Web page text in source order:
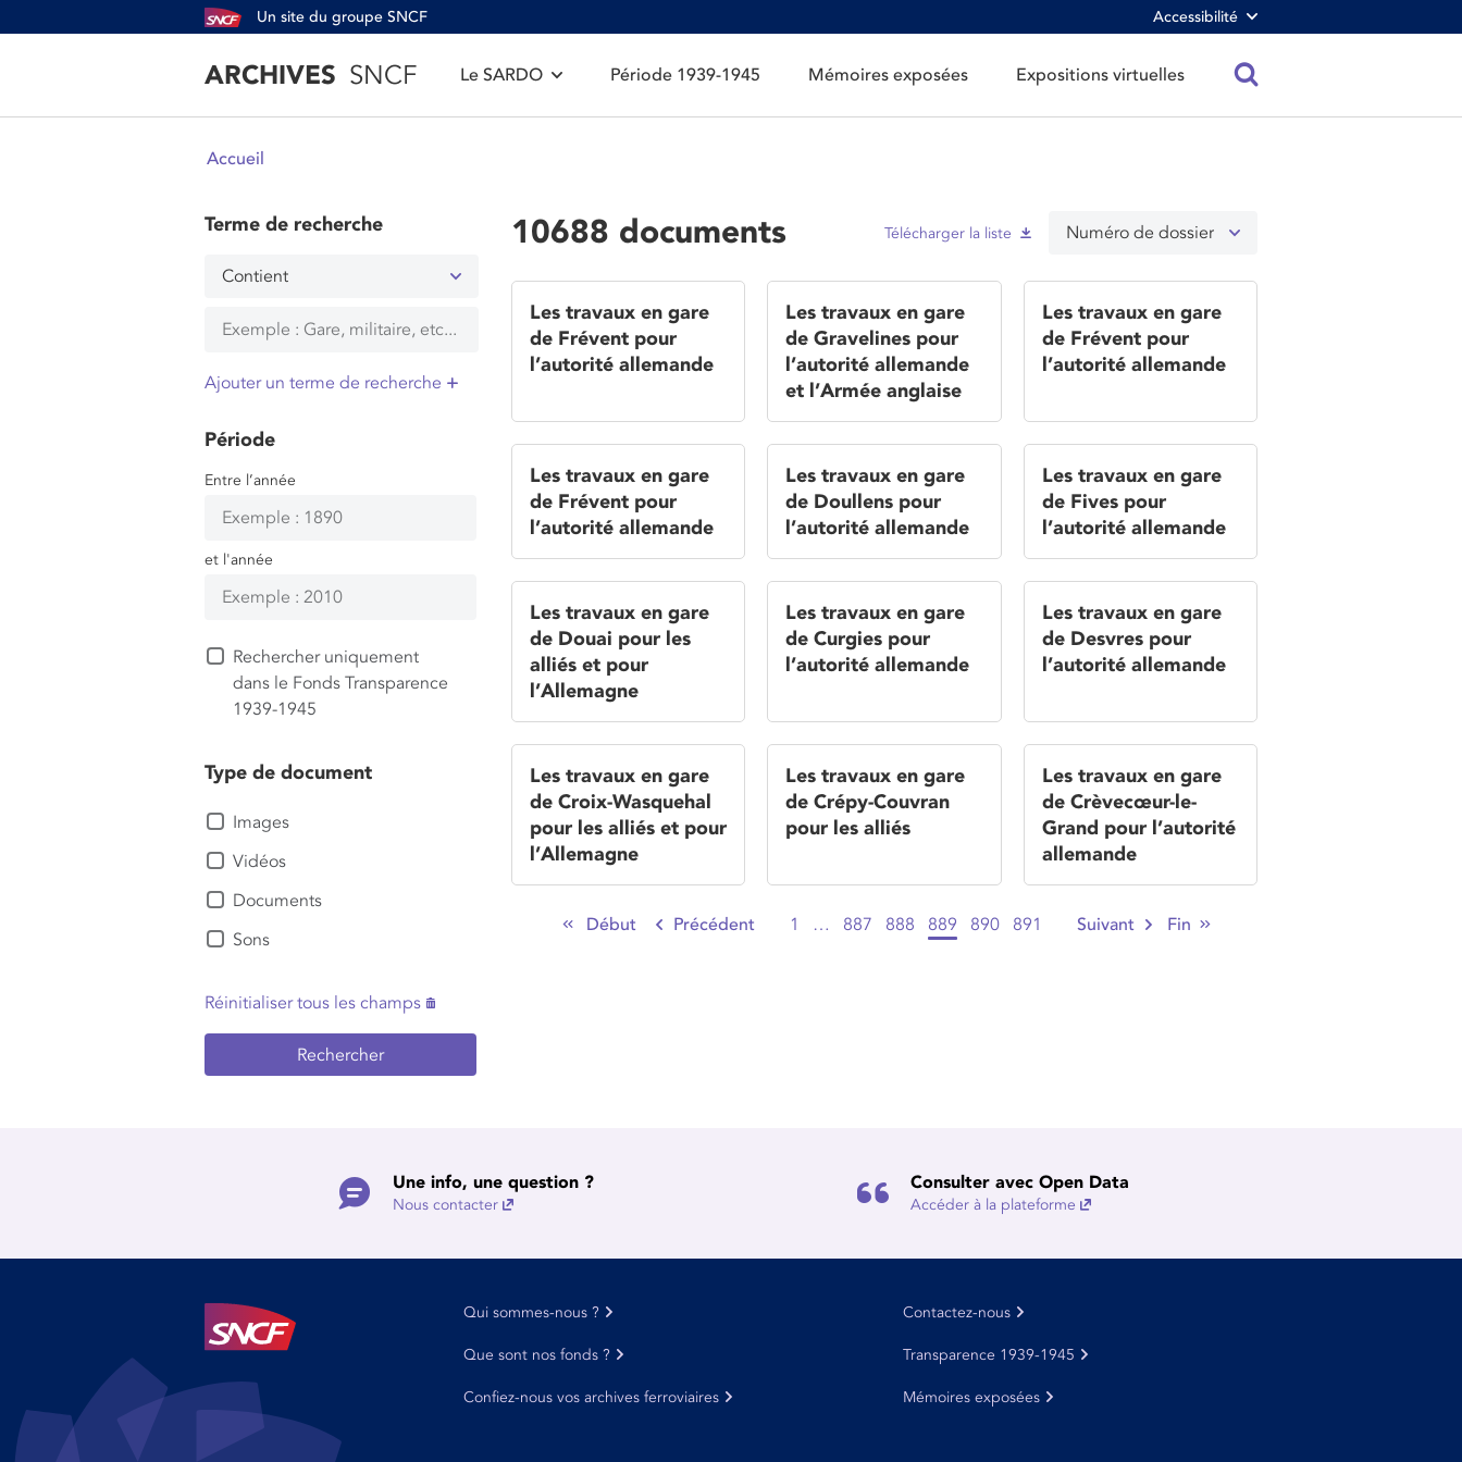
Un site du groupe SNCF Accessibilité
ARCHIVESSNCF Le SARDO Période 1939-1945 Mémoires exposées Expositions virtuelles
Accueil
Terme de recherche
Contient
Ajouter un terme de recherche
Période
Entre l’année
et l'année
Rechercher uniquement
dans le Fonds Transparence
1939-1945
Type de document
Images
Vidéos
Documents
Sons
Réinitialiser tous les champs
Rechercher
10688 documents Télécharger la liste Numéro de dossier
Les travaux en gare
de Frévent pour
l’autorité allemande
Les travaux en gare
de Gravelines pour
l’autorité allemande
et l’Armée anglaise
Les travaux en gare
de Frévent pour
l’autorité allemande
Les travaux en gare
de Frévent pour
l’autorité allemande
Les travaux en gare
de Doullens pour
l’autorité allemande
Les travaux en gare
de Fives pour
l’autorité allemande
Les travaux en gare
de Douai pour les
alliés et pour
l’Allemagne
Les travaux en gare
de Curgies pour
l’autorité allemande
Les travaux en gare
de Desvres pour
l’autorité allemande
Les travaux en gare
de Croix-Wasquehal
pour les alliés et pour
l’Allemagne
Les travaux en gare
de Crépy-Couvran
pour les alliés
Les travaux en gare
de Crèvecœur-le-
Grand pour l’autorité
allemande
Début Précédent 1 … 887 888 889 890 891 Suivant Fin
Une info, une question ?
Nous contacter
Consulter avec Open Data
Accéder à la plateforme
Qui sommes-nous ?
Que sont nos fonds ?
Confiez-nous vos archives ferroviaires
Contactez-nous
Transparence 1939-1945
Mémoires exposées